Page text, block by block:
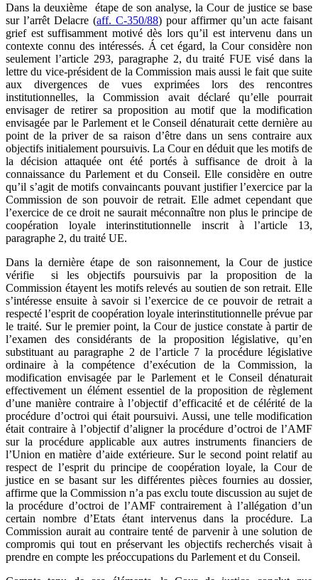
Dans la deuxième étape de son analyse, la Cour de justice se base
sur l’arrêt Delacre (aff. C-350/88) pour affirmer qu’un acte faisant
grief est suffisamment motivé dès lors qu’il est intervenu dans un
contexte connu des intéressés. Á cet égard, la Cour considère non
seulement l’article 293, paragraphe 2, du traité FUE visé dans la
lettre du vice-président de la Commission mais aussi le fait que suite
aux divergences de vues exprimées lors des rencontres
institutionnelles, la Commission avait déclaré qu’elle pourrait
envisager de retirer sa proposition au motif que la modification
envisagée par le Parlement et le Conseil dénaturait cette dernière au
point de la priver de sa raison d’être dans un sens contraire aux
objectifs initialement poursuivis. La Cour en déduit que les motifs de
la décision attaquée ont été portés à suffisance de droit à la
connaissance du Parlement et du Conseil. Elle considère en outre
qu’il s’agit de motifs convaincants pouvant justifier l’exercice par la
Commission de son pouvoir de retrait. Elle admet cependant que
l’exercice de ce droit ne saurait méconnaître non plus le principe de
coopération loyale interinstitutionnelle inscrit à l’article 13,
paragraphe 2, du traité UE.
Dans la dernière étape de son raisonnement, la Cour de justice
vérifie si les objectifs poursuivis par la proposition de la
Commission étayent les motifs relevés au soutien de son retrait. Elle
s’intéresse ensuite à savoir si l’exercice de ce pouvoir de retrait a
respecté l’esprit de coopération loyale interinstitutionnelle prévue par
le traité. Sur le premier point, la Cour de justice constate à partir de
l’examen des considérants de la proposition législative, qu’en
substituant au paragraphe 2 de l’article 7 la procédure législative
ordinaire à la compétence d’exécution de la Commission, la
modification envisagée par le Parlement et le Conseil dénaturait
effectivement un élément essentiel de la proposition de règlement
d’une manière contraire à l’objectif d’efficacité et de célérité de la
procédure d’octroi qui était poursuivi. Aussi, une telle modification
était contraire à l’objectif d’aligner la procédure d’octroi de l’AMF
sur la procédure applicable aux autres instruments financiers de
l’Union en matière d’aide extérieure. Sur le second point relatif au
respect de l’esprit du principe de coopération loyale, la Cour de
justice en se basant sur les différentes pièces fournies au dossier,
affirme que la Commission n’a pas exclu toute discussion au sujet de
la procédure d’octroi de l’AMF contrairement à l’allégation d’un
certain nombre d’Etats étant intervenus dans la procédure. La
Commission aurait au contraire tenté de parvenir à une solution de
compromis qui tout en préservant les objectifs recherchés visait à
prendre en compte les préoccupations du Parlement et du Conseil.